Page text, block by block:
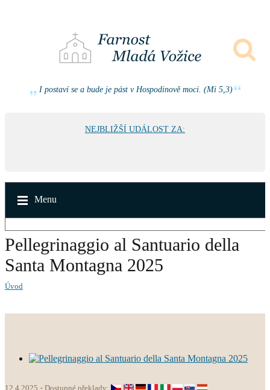
I postaví se a bude je pást v Hospodinově moci. (Mi 5,3)
NEJBLIŽŠÍ UDÁLOST ZA:
Menu
Pellegrinaggio al Santuario della
Santa Montagna 2025
Úvod
12.4.2025 Dostupné překlady: